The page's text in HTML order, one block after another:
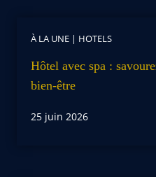
À LA UNE | HOTELS
Hôtel avec spa :
bien-être
25 juin 2026